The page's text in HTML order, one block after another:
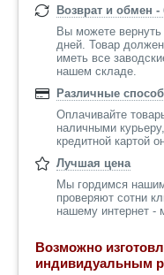
Возврат и обмен -
Вы можете
дней. Товар
иметь все
нашем складе.
Различные
Оплачивайте
наличными
кредитной картой
Лучшая цена
Мы гордимся
проверяют сотни
нашему интернет -
Возможно
индивидуальным